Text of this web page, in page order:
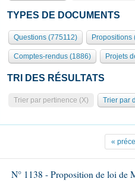
TYPES DE DOCUMENTS
Questions (775112) Propositions
Comptes-rendus (1886) Projets
TRI DES RÉSULTATS
Trier par pertinence (X) Trier par
«
N° 1138 - Proposition de loi de